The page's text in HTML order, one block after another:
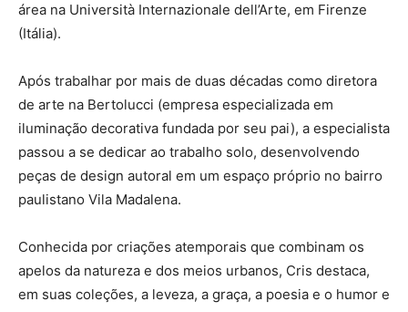
área na Università Internazionale dell’Arte, em Firenze
(Itália).
Após trabalhar por mais de duas décadas como diretora
de arte na Bertolucci (empresa especializada em
iluminação decorativa fundada por seu pai), a especialista
passou a se dedicar ao trabalho solo, desenvolvendo
peças de design autoral em um espaço próprio no bairro
paulistano Vila Madalena.
Conhecida por criações atemporais que combinam os
apelos da natureza e dos meios urbanos, Cris destaca,
em suas coleções, a leveza, a graça, a poesia e o humor e